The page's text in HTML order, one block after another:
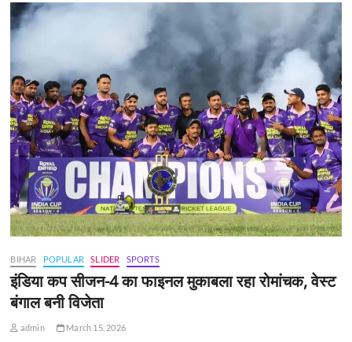
BIHAR POPULAR SLIDER SPORTS
इंडिया कप सीजन-4 का फाइनल मुकाबला रहा रोमांचक, वेस्ट
बंगाल बनी विजेता
admin March 15, 2026